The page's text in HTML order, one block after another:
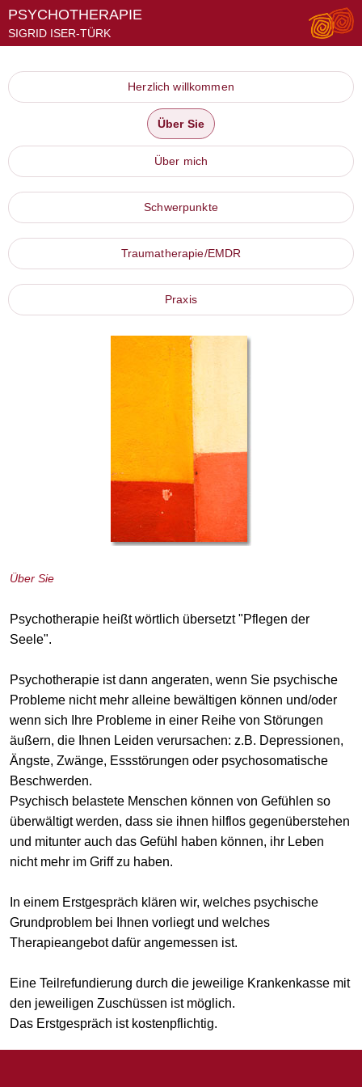
PSYCHOTHERAPIE
SIGRID ISER-TÜRK
Herzlich willkommen
Über Sie
Über mich
Schwerpunkte
Traumatherapie/EMDR
Praxis
Über Sie
Psychotherapie heißt wörtlich übersetzt "Pflegen der
Seele".
Psychotherapie ist dann angeraten, wenn Sie psychische
Probleme nicht mehr alleine bewältigen können und/oder
wenn sich Ihre Probleme in einer Reihe von Störungen
äußern, die Ihnen Leiden verursachen: z.B. Depressionen,
Ängste, Zwänge, Essstörungen oder psychosomatische
Beschwerden.
Psychisch belastete Menschen können von Gefühlen so
überwältigt werden, dass sie ihnen hilflos gegenüberstehen
und mitunter auch das Gefühl haben können, ihr Leben
nicht mehr im Griff zu haben.
In einem Erstgespräch klären wir, welches psychische
Grundproblem bei Ihnen vorliegt und welches
Therapieangebot dafür angemessen ist.
Eine Teilrefundierung durch die jeweilige Krankenkasse mit
den jeweiligen Zuschüssen ist möglich.
Das Erstgespräch ist kostenpflichtig.